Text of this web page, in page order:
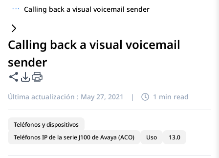
··· Calling back a visual voicemail sender
Calling back a visual voicemail
sender
Compartir esta página
Opciones de exportación de PDF
Última actualización : May 27, 2021 | 1 min read
Teléfonos y dispositivos
Teléfonos IP de la serie J100 de Avaya (ACO)
Uso 13.0